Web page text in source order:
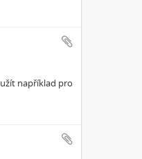
například pro